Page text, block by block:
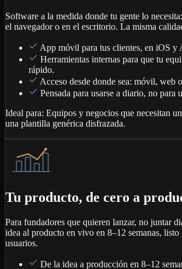
Software a la medida donde tu gente lo
el navegador o en el escritorio. La misma
App móvil para tus clientes, en iOS y
Herramientas internas para que tu
rápido.
Acceso desde donde sea: móvil, web
Pensada para usarse a diario, no para
Ideal para: Equipos y negocios que necesitan
una plantilla genérica disfrazada.
Tu producto, de cero a
Para fundadores que quieren lanzar, no juntar
idea al producto en vivo en 8–12 semanas, listo
usuarios.
De la idea a producción en 8–12